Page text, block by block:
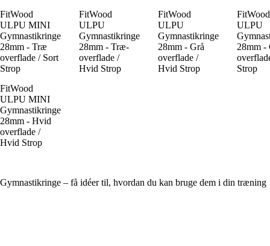
FitWood
ULPU MINI
Gymnastikringe
28mm - Træ
overflade / Sort
Strop
FitWood
ULPU
Gymnastikringe
28mm - Træ-
overflade /
Hvid Strop
FitWood
ULPU
Gymnastikringe
28mm - Grå
overflade /
Hvid Strop
FitWood
ULPU
28mm -
Strop
FitWood
ULPU MINI
Gymnastikringe
28mm - Hvid
overflade /
Hvid Strop
Gymnastikringe – få idéer til, hvordan du kan bruge dem i din træning